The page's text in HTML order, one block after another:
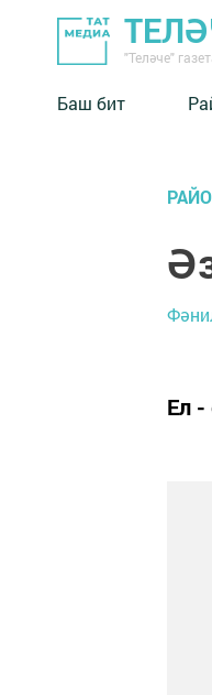
"Теләче"
Баш бит
Ел